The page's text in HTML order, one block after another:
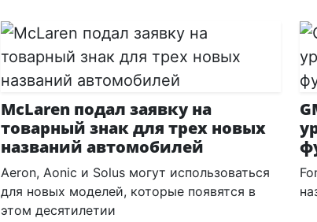
McLaren подал заявку на
товарный знак для трех новых
названий автомобилей
Aeron, Aonic и Solus могут использоваться
для новых моделей, которые появятся в
этом десятилетии